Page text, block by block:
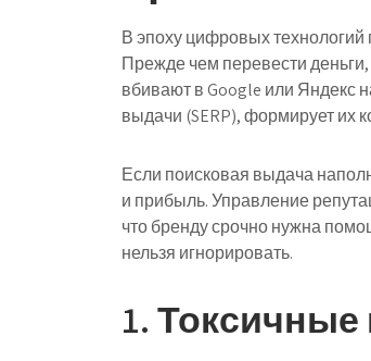
В эпоху цифровых технологий
Прежде чем перевести
вбивают в Google или Яндекс
выдачи (SERP), формирует их
Если поисковая выдача
и прибыль. Управление
что бренду срочно нужна
нельзя игнорировать.
1.